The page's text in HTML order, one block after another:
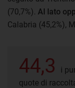
(70,7%). Al lato
Calabria (45,2%),
44,3
i
quote di